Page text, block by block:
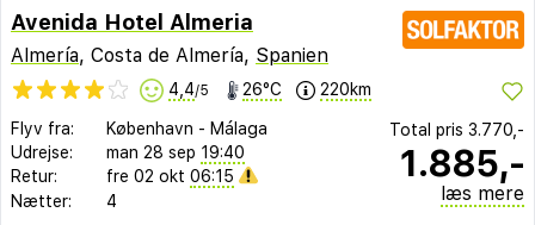
Avenida Hotel Almeria
Almería, Costa de Almería, Spanien
4,4/5 26°C 220km
Flyv fra: København - Málaga
Udrejse:
man 28 sep 19:40
Retur:
fre 02 okt 06:15
Nætter:
4
Total pris 3.770,-
1.885,-
læs mere